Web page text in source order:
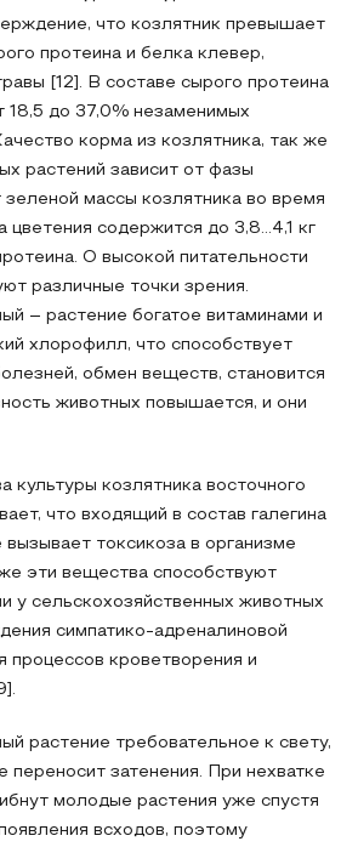
что козлятник превышает
протеина и белка клевер,
[12]. В составе сырого протеина
18,5 до 37,0% незаменимых
корма из козлятника, так же
растений зависит от фазы
зеленой массы козлятника во время
цветения содержится до 3,8…4,1 кг
О высокой питательности
различные точки зрения.
– растение богатое витаминами и
хлорофилл, что способствует
обмен веществ, становится
животных повышается, и они
культуры козлятника восточного
что входящий в состав галегина
вызывает токсикоза в организме
эти вещества способствуют
у сельскохозяйственных животных
симпатико-адреналиновой
процессов кроветворения и
растение требовательное к свету,
переносит затенения. При нехватке
молодые растения уже спустя
всходов, поэтому